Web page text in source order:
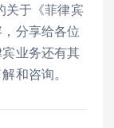
于《菲律宾
分享给各位
业务还有其
和咨询。